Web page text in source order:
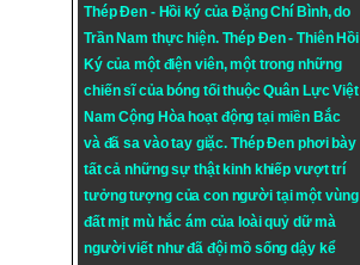
Thép Đen - Hồi ký của Đặng Chí Bình, do
Trần Nam thực hiện. Thép Đen- Thiên Hồi
Ký của một điện viên, một trong những
chiến sĩ của bóng tối thuộc Quân Lực Việt
Nam Cộng Hòa hoạt động tại miền Bắc
và đã sa vào tay giặc. Thép Đen phơi bày
tất cả những sự thật kinh khiếp vượt trí
tưởng tượng của con người tại một vùng
đất mịt mù hắc ám của loài quỷ dữ mà
người viết như đã đội mồ sống dậy kể